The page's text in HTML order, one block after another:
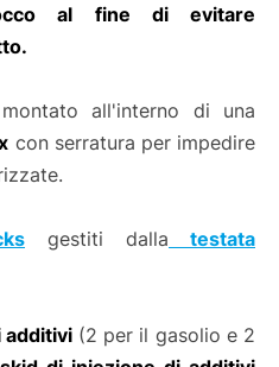
al fine di evitare
all'interno di una
con serratura per impedire
gestiti dalla testata
additivi(2 per il gasolio e 2